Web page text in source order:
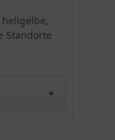
Sie
Tuffs
anthora
Standorte